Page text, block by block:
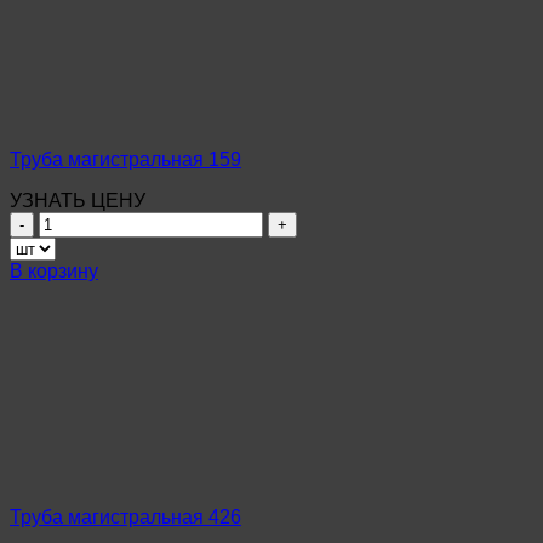
Труба магистральная 159
УЗНАТЬ ЦЕНУ
Количество
товара
Труба
магистральная
В корзину
Труба магистральная 426